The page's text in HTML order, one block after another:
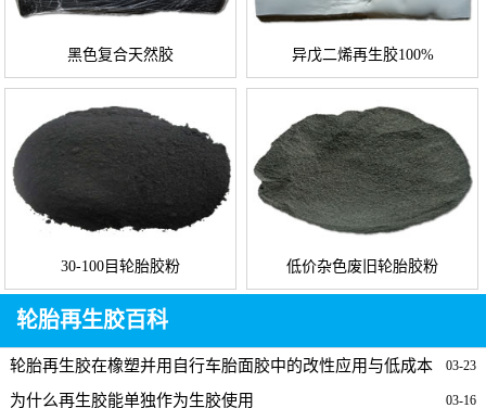
黑色复合天然胶 异戊二烯再生胶100%
30-100目轮胎胶粉 低价杂色废旧轮胎胶粉
轮胎再生胶百科
03-23
轮胎再生胶在橡塑并用自行车胎面胶中的改性应用与低成本
配方
03-16
为什么再生胶能单独作为生胶使用